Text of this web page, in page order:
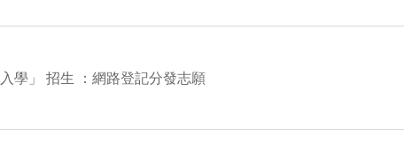
學」 招生 ：網路登記分發志願